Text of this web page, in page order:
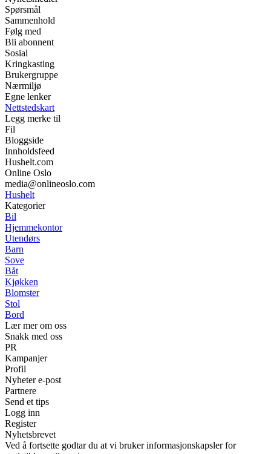
Spørsmål
Sammenhold
Følg med
Bli abonnent
Sosial
Kringkasting
Brukergruppe
Nærmiljø
Egne lenker
Nettstedskart
Legg merke til
Fil
Bloggside
Innholdsfeed
Hushelt.com
Online Oslo
media@onlineoslo.com
Hushelt
Kategorier
Bil
Hjemmekontor
Utendørs
Barn
Sove
Båt
Kjøkken
Blomster
Stol
Bord
Lær mer om oss
Snakk med oss
PR
Kampanjer
Profil
Nyheter e-post
Partnere
Send et tips
Logg inn
Register
Nyhetsbrevet
Ved å fortsette godtar du at vi bruker informasjonskapsler for